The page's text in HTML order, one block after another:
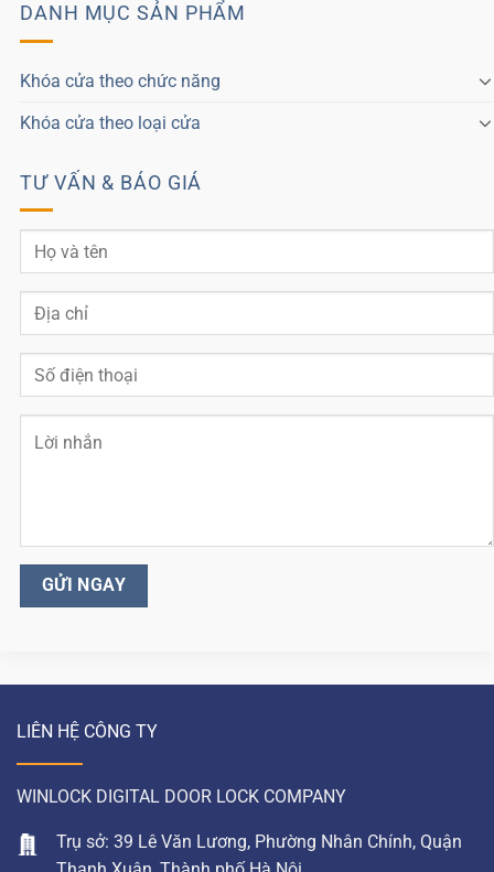
DANH MỤC SẢN PHẨM
Khóa cửa theo chức năng
Khóa cửa theo loại cửa
TƯ VẤN & BÁO GIÁ
LIÊN HỆ CÔNG TY
WINLOCK DIGITAL DOOR LOCK COMPANY
Trụ sở: 39 Lê Văn Lương, Phường Nhân Chính, Quận